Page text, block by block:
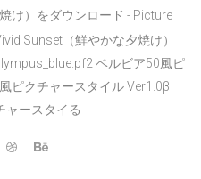
け）をダウンロード - Picture
Sunset（鮮やかな夕焼け）
ベルビア50風ピ
ピクチャースタイル Ver1.0β
ャースタイる